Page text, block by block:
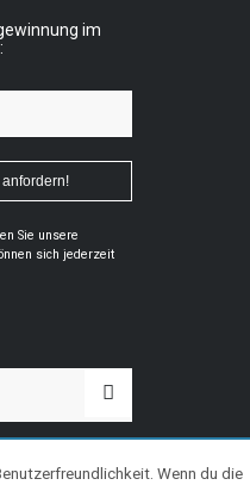
im
Sie unsere
sich jederzeit
Wenn du die